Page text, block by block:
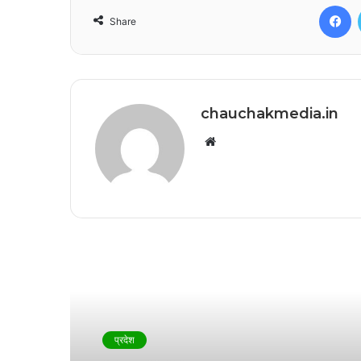
Share
chauchakmedia.in
Website
प्रदेश